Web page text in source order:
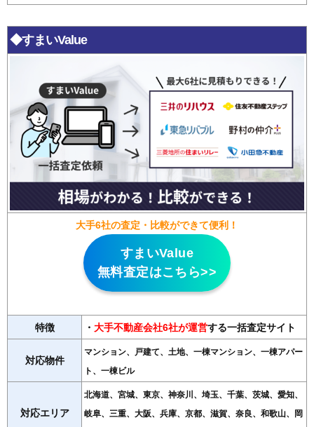
◆すまいValue
大手6社の査定・比較ができて便利！
すまいValue
無料査定はこちら>>
特徴 ・ 大手不動産会社6社が運営する一括査定サイト
対応物件
マンション、戸建て、土地、一棟マンション、一棟アパー
ト、一棟ビル
対応エリア
北海道、宮城、東京、神奈川、埼玉、千葉、茨城、愛知、
岐阜、三重、大阪、兵庫、京都、滋賀、奈良、和歌山、岡